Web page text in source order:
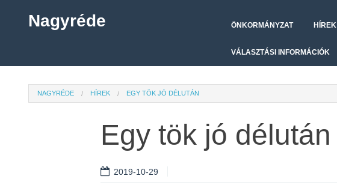
Nagyréde ÖNKORMÁNYZAT HÍREK
VÁLASZTÁSI INFORMÁCIÓK
NAGYRÉDE HÍREK EGY TÖK JÓ DÉLUTÁN
Egy tök jó délután
2019-10-29